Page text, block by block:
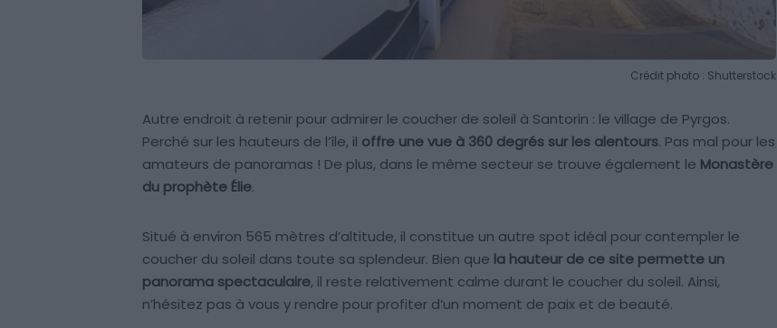
Crédit photo : Shutterstock
Autre endroit à retenir pour admirer le coucher de soleil à Santorin : le village de Pyrgos.
Perché sur les hauteurs de l’île, il offre une vue à 360 degrés sur les alentours. Pas mal pour les
amateurs de panoramas ! De plus, dans le même secteur se trouve également le Monastère
du prophète Élie.
Situé à environ 565 mètres d’altitude, il constitue un autre spot idéal pour contempler le
coucher du soleil dans toute sa splendeur. Bien que la hauteur de ce site permette un
panorama spectaculaire, il reste relativement calme durant le coucher du soleil. Ainsi,
n’hésitez pas à vous y rendre pour profiter d’un moment de paix et de beauté.